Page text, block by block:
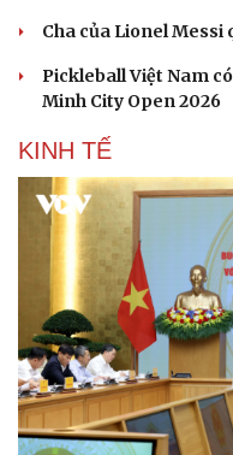
Cha của Lionel Messi
Pickleball Việt Nam
Minh City Open 2026
KINH TẾ